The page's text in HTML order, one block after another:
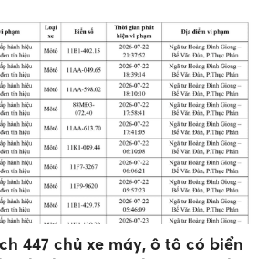
447 chủ xe máy, ô tô có biển